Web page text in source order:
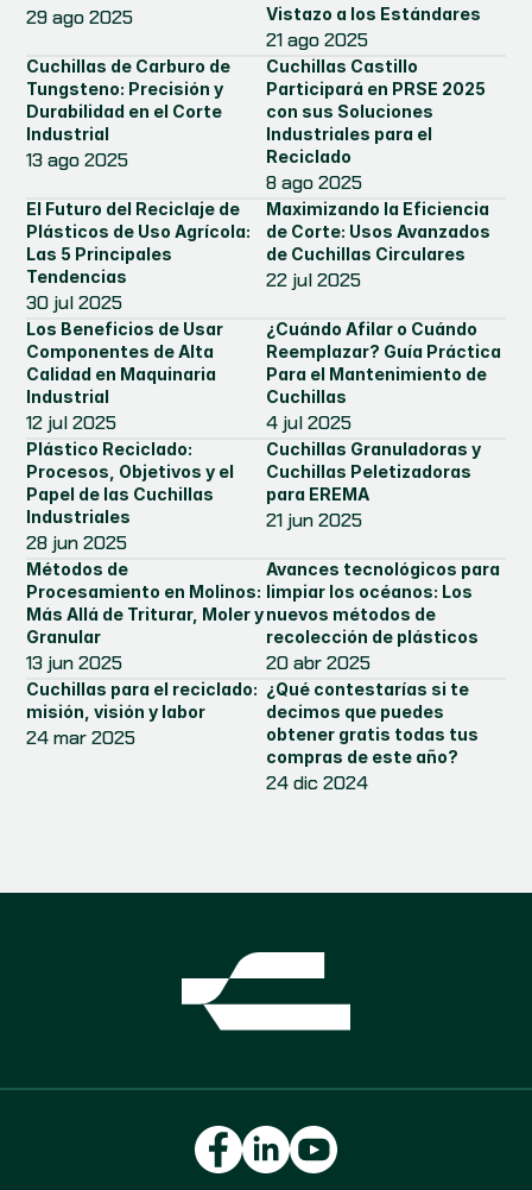
29 ago 2025
Vistazo a los Estándares
21 ago 2025
Cuchillas de Carburo de
Tungsteno: Precisión y
Durabilidad en el Corte
Industrial
13 ago 2025
Cuchillas Castillo
Participará en PRSE 2025
con sus Soluciones
Industriales para el
Reciclado
8 ago 2025
El Futuro del Reciclaje de
Plásticos de Uso Agrícola:
Las 5 Principales
Tendencias
30 jul 2025
Maximizando la Eficiencia
de Corte: Usos Avanzados
de Cuchillas Circulares
22 jul 2025
Los Beneficios de Usar
Componentes de Alta
Calidad en Maquinaria
Industrial
12 jul 2025
¿Cuándo Afilar o Cuándo
Reemplazar? Guía Práctica
Para el Mantenimiento de
Cuchillas
4 jul 2025
Plástico Reciclado:
Procesos, Objetivos y el
Papel de las Cuchillas
Industriales
28 jun 2025
Cuchillas Granuladoras y
Cuchillas Peletizadoras
para EREMA
21 jun 2025
Métodos de
Procesamiento en Molinos:
Más Allá de Triturar, Moler y
Granular
13 jun 2025
Avances tecnológicos para
limpiar los océanos: Los
nuevos métodos de
recolección de plásticos
20 abr 2025
Cuchillas para el reciclado:
misión, visión y labor
24 mar 2025
¿Qué contestarías si te
decimos que puedes
obtener gratis todas tus
compras de este año?
24 dic 2024